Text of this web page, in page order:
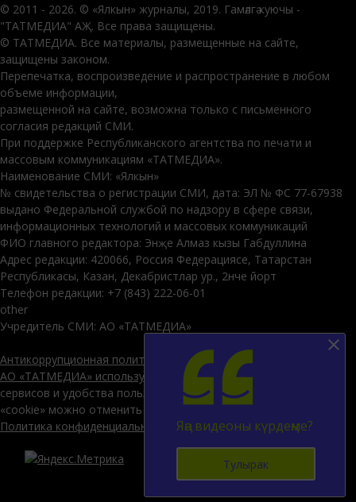
© 2011 - 2026. © «Ялкын» журналы, 2019. Гамәлгә куючы -
"ТАТМЕДИА" АҖ. Все права защищены.
© ТАТМЕДИА. Все материалы, размещенные на сайте,
защищены законом.
Перепечатка, воспроизведение и распространение в любом
объеме информации,
размещенной на сайте, возможна только с письменного
согласия редакций СМИ.
При поддержке Республиканского агентства по печати и
массовым коммуникациям «ТАТМЕДИА».
Наименование СМИ: «Ялкын»
№ свидетельства о регистрации СМИ, дата: ЭЛ № ФС 77-67938
выдано Федеральной службой по надзору в сфере связи,
информационных технологий и массовых коммуникаций
ФИО главного редактора: Энҗе Алмаз кызы Габдуллина
Адрес редакции: 420066, Россия Федерациясе, Татарстан
Республикасы, Казан, Декабристлар ур., 2нче йорт
Телефон редакции: +7 (843) 222-06-01
other
Учредитель СМИ: АО «ТАТМЕДИА»
Антикоррупционная политика
АО «ТАТМЕДИА» использует «cookie»для персонализации
сервисов и удобства пользователей сайтом. Использование
«cookie» можно отменить в настройках браузера.
Политика конфиденциальности
12+
Яңа видеоны күрдеңме?
Тулырак